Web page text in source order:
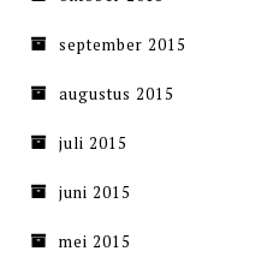
september 2015
augustus 2015
juli 2015
juni 2015
mei 2015